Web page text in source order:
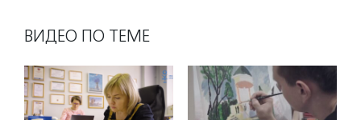
ВИДЕО ПО ТЕМЕ